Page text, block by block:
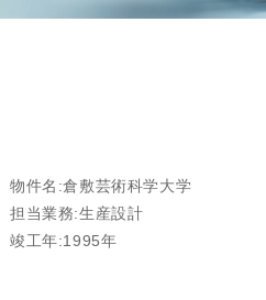
物件名:倉敷芸術科学大学
担当業務:生産設計
竣工年:1995年